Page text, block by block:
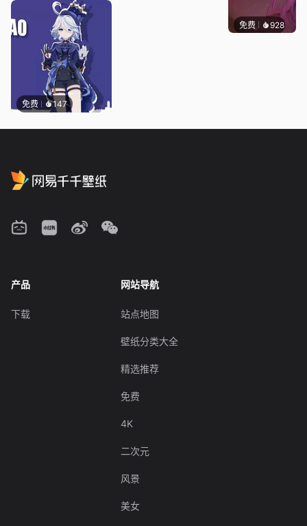
免费 147
免费 928辰东
产品
下载
网站导航
站点地图
壁纸分类大全
精选推荐
免费
4K
二次元
风景
美女